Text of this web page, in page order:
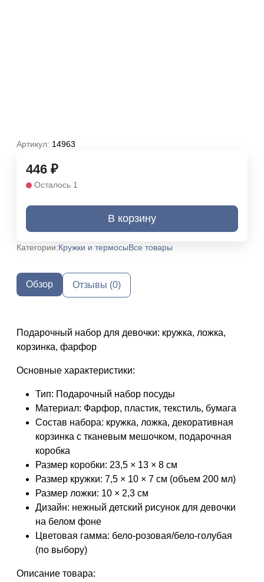
Артикул: 14963
446 ₽
Осталось 1
В корзину
Категории:Кружки и термосыВсе товары
Обзор Отзывы (0)
Подарочный набор для девочки: кружка, ложка,
корзинка, фарфор
Основные характеристики:
Тип: Подарочный набор посуды
Материал: Фарфор, пластик, текстиль, бумага
Состав набора: кружка, ложка, декоративная
корзинка с тканевым мешочком, подарочная
коробка
Размер коробки: 23,5 × 13 × 8 см
Размер кружки: 7,5 × 10 × 7 см (объем 200 мл)
Размер ложки: 10 × 2,3 см
Дизайн: нежный детский рисунок для девочки
на белом фоне
Цветовая гамма: бело-розовая/бело-голубая
(по выбору)
Описание товара: